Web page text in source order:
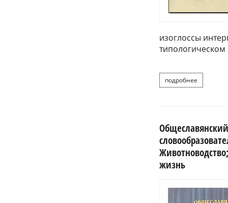
изоглоссы
типологическом
подробнее
жизнь